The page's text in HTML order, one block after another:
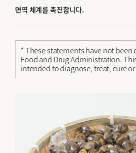
이 포함되어 있습니다
면역 체계를 촉진합니다.
* These statements have not been
Food and Drug Administration.
intended to diagnose, treat, cure